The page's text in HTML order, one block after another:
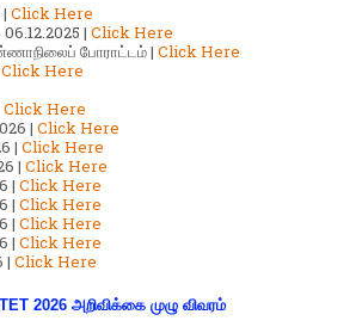
Click Here
| Click Here
போராட்டம் | Click Here
Click Here
Click Here
| Click Here
| Click Here
| Click Here
| Click Here
| Click Here
| Click Here
| Click Here
| Click Here
2026 அறிவிக்கை முழு விவரம்